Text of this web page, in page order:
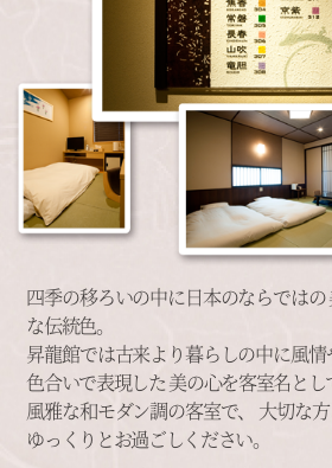
四季の移ろいの中に日本のならではの
な伝統色。
昇龍館では古来より暮らしの中に風情
色合いで表現した美の心を客室名とし
風雅な和モダン調の客室で、
大切な
ゆっくりとお過ごしください。